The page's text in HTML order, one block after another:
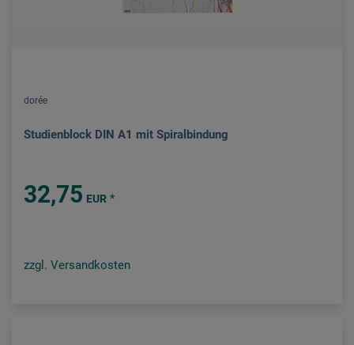
dorée
Studienblock DIN A1 mit Spiralbindung
32,75 EUR *
zzgl. Versandkosten